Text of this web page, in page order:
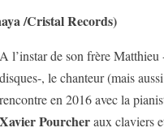
/Cristal Records)
A l’instar de son frère
disques-, le chanteur (mais
rencontre en 2016 avec la
Xavier Pourcheraux claviers